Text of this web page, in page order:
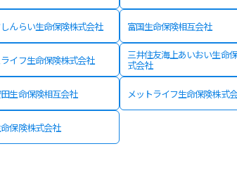
んらい生命保険株式会社 富国生命保険相互会社
イフ生命保険株式会社 三井住友海上あいおい生命
式会社
生命保険相互会社 メットライフ生命保険株式
保険株式会社